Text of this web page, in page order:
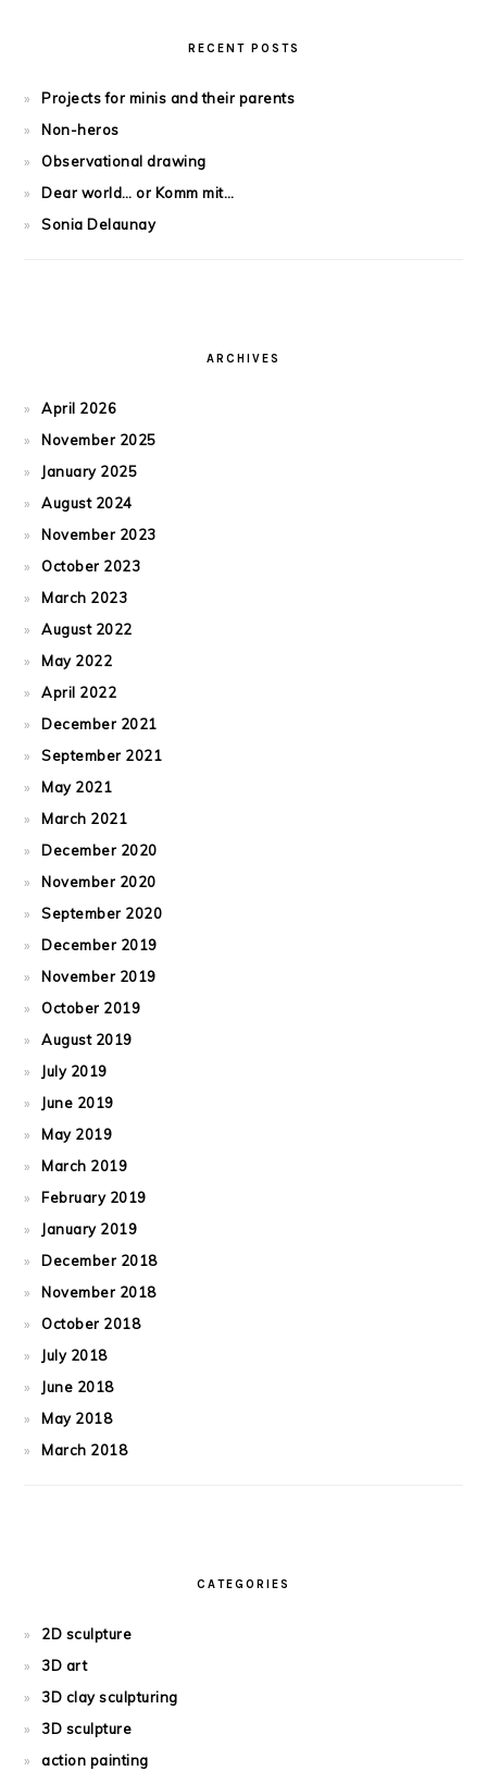
RECENT POSTS
Projects for minis and their parents
Non-heros
Observational drawing
Dear world… or Komm mit…
Sonia Delaunay
ARCHIVES
April 2026
November 2025
January 2025
August 2024
November 2023
October 2023
March 2023
August 2022
May 2022
April 2022
December 2021
September 2021
May 2021
March 2021
December 2020
November 2020
September 2020
December 2019
November 2019
October 2019
August 2019
July 2019
June 2019
May 2019
March 2019
February 2019
January 2019
December 2018
November 2018
October 2018
July 2018
June 2018
May 2018
March 2018
CATEGORIES
2D sculpture
3D art
3D clay sculpturing
3D sculpture
action painting